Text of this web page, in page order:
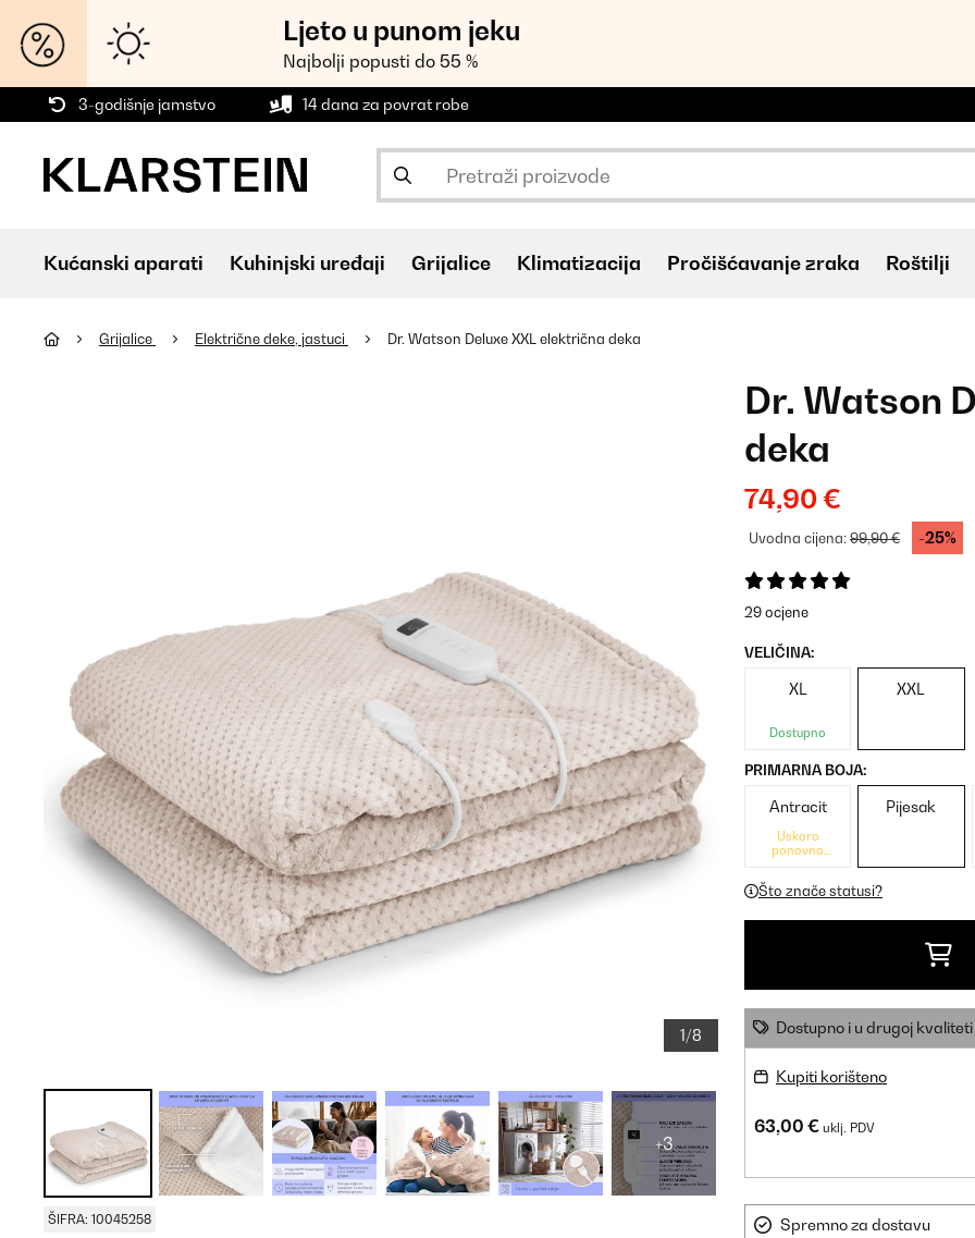
Ljeto u punom jeku
Najbolji popusti do 55 %
3-godišnje jamstvo 14 dana za povrat robe
Kućanski aparati Kuhinjski uređaji Grijalice Klimatizacija Pročišćavanje zraka Roštilji
Grijalice Električne deke, jastuci Dr. Watson Deluxe XXL električna deka
1/8
+3
ŠIFRA: 10045258
Dr. Watson
deka
74,90 €
Uvodna cijena:99,90 € -25%
29 ocjene
VELIČINA:
XL
Dostupno
XXL
PRIMARNA BOJA:
Antracit
Uskoro
ponovno
Pijesak
Što znače statusi?
Dostupno i u drugoj kvaliteti
Kupiti korišteno
63,00 € uklj. PDV
Spremno za dostavu